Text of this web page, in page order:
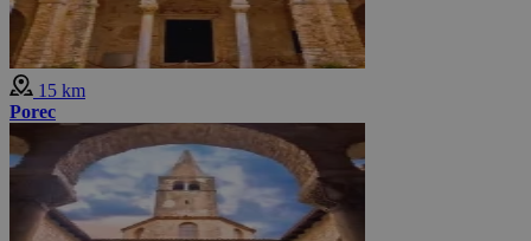
15 km
Porec